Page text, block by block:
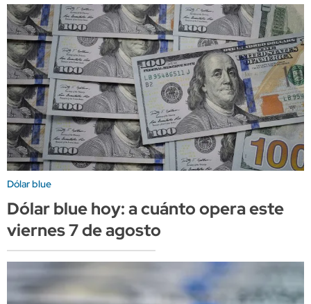
Dólar blue
Dólar blue hoy: a cuánto opera este
viernes 7 de agosto